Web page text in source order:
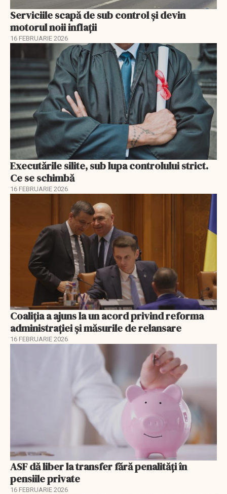
Serviciile scapă de sub control și devin
motorul noii inflații
16 FEBRUARIE 2026
Executările silite, sub lupa controlului strict.
Ce se schimbă
16 FEBRUARIE 2026
Coaliția a ajuns la un acord privind reforma
administrației și măsurile de relansare
16 FEBRUARIE 2026
ASF dă liber la transfer fără penalități în
pensiile private
16 FEBRUARIE 2026